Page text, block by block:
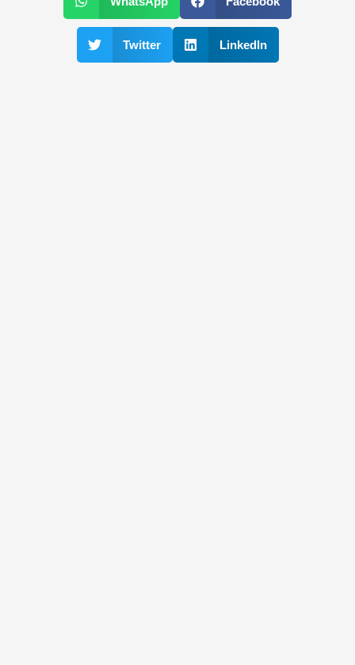
Twitter LinkedIn